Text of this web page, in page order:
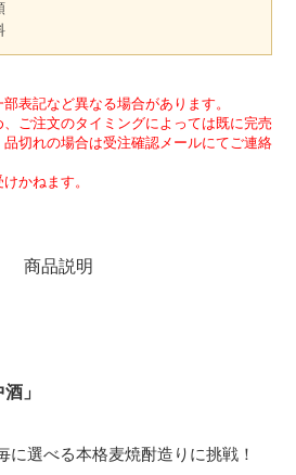
表記など異なる場合があります。
ご注文のタイミングによっては既に完売
切れの場合は受注確認メールにてご連絡
かねます。
商品説明
」
に選べる本格麦焼酎造りに挑戦！